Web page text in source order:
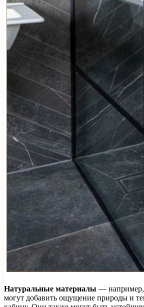
Натуральные материалы — например,
могут добавить ощущение природы и